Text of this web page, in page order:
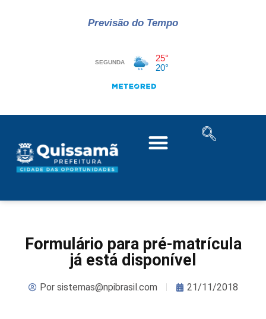
Previsão do Tempo
Formulário para pré-matrícula
já está disponível
Porsistemas@npibrasil.com 21/11/2018